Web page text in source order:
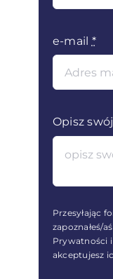
e-mail *
Opisz
Przesyłając
zapoznałeś/
Prywatności
akceptujesz